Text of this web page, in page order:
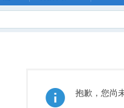
抱歉，您尚